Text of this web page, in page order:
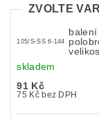
ZVOLTE
105/S-SS 6-144
skladem
91 Kč
75 Kč bez DPH